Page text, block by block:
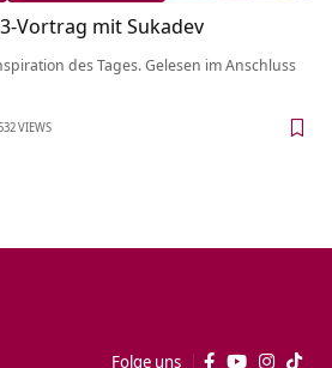
Vortrag mit Sukadev
des Tages. Gelesen im Anschluss
VIEWS
Folge uns